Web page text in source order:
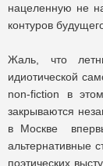
нацеленную не
контуров
Жаль, что
идиотической
non-fiction в
закрываются
в Москве
альтернативные
поэтических